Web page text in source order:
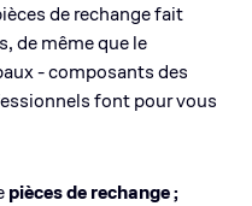
de rechange fait
de même que le
- composants des
font pour vous
pièces de rechange ;